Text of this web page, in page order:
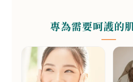
專為需要呵護的